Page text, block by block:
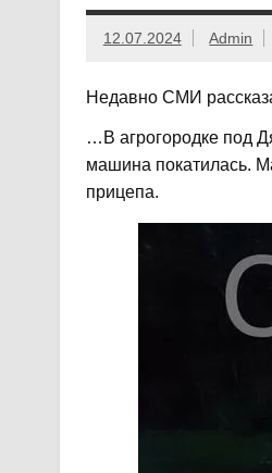
12.07.2024 Admin
Недавно СМИ
…В агрогородке под
машина покатилась.
прицепа.